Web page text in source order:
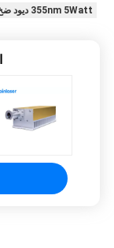
355nm 5Watt ديود ضخ الليزر